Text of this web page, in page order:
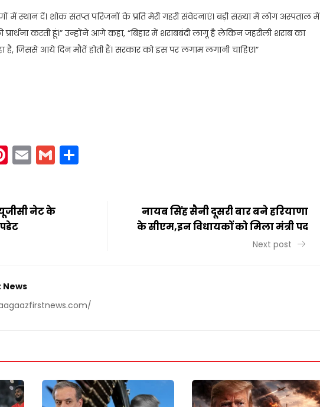
में स्थान दें। शोक संतप्त परिजनों के प्रति मेरी गहरी संवेदनाएं। बड़ी संख्या में लोग अस्पताल में
प्रार्थना करती हूं।” उन्होंने आगे कहा, “बिहार में शराबबंदी लागू है लेकिन जहरीली शराब का
जिससे आये दिन मौतें होती हैं। सरकार को इस पर लगाम लगानी चाहिए।”
Pinterest
EmailGmail
नेट के
नायब सिंह सैनी दूसरी बार बने हरियाणा
के सीएम,इन विधायकों को मिला मंत्री पद
Next post
News